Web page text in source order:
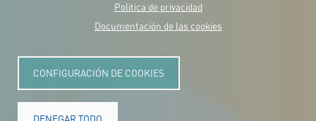
Politica de privacidad
Documentación de las cookies
CONFIGURACIÓN DE COOKIES
DENEGAR TODO